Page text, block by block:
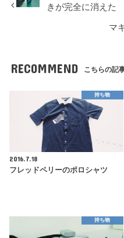
きが完全に消えた
マ
RECOMMEND こちらの記
持ち物
2016.7.18
フレッドペリーのポロシャツ
持ち物